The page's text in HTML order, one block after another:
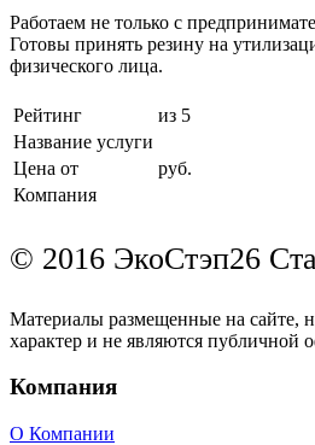
Работаем не только с
Готовы принять резину на
физического лица.
Рейтинг
из 5
Название услуги
Цена от
руб.
Компания
© 2016 ЭкоСтэп26
Материалы размещенные на сайте,
характер и не являются публичной
Компания
О Компании